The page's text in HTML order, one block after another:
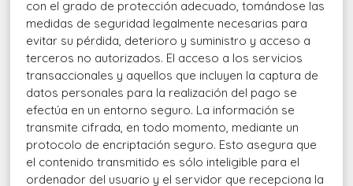
con el grado de protección adecuado, tomándose las
medidas de seguridad legalmente necesarias para
evitar su pérdida, deterioro y suministro y acceso a
terceros no autorizados. El acceso a los servicios
transaccionales y aquellos que incluyen la captura de
datos personales para la realización del pago se
efectúa en un entorno seguro. La información se
transmite cifrada, en todo momento, mediante un
protocolo de encriptación seguro. Esto asegura que
el contenido transmitido es sólo inteligible para el
ordenador del usuario y el servidor que recepciona la